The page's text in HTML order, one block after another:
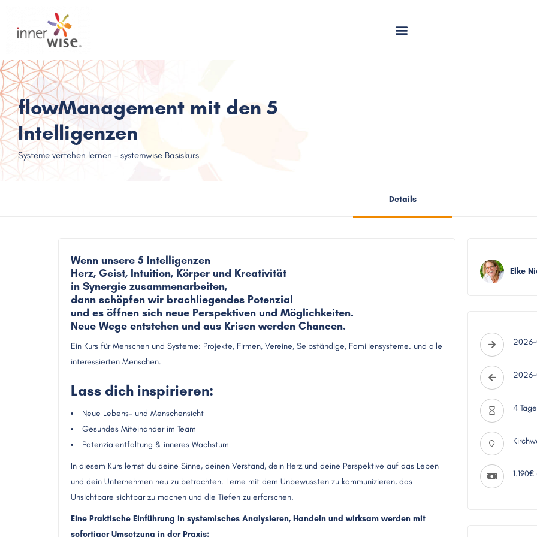
flowManagement mit den 5
Intelligenzen
Systeme vertehen lernen - systemwise Basiskurs
Details
Wenn unsere 5 Intelligenzen
Herz, Geist, Intuition, Körper und Kreativität
in Synergie zusammenarbeiten,
dann schöpfen wir brachliegendes Potenzial
und es öffnen sich neue Perspektiven und Möglichkeiten.
Neue Wege entstehen und aus Krisen werden Chancen.
Ein Kurs für Menschen und Systeme: Projekte, Firmen, Vereine, Selbständige, Familiensysteme. und alle
interessierten Menschen.
Lass dich inspirieren:
Neue Lebens- und Menschensicht
Gesundes Miteinander im Team
Potenzialentfaltung & inneres Wachstum
In diesem Kurs lernst du deine Sinne, deinen Verstand, dein Herz und deine Perspektive auf das Leben
und dein Unternehmen neu zu betrachten. Lerne mit dem Unbewussten zu kommunizieren, das
Unsichtbare sichtbar zu machen und die Tiefen zu erforschen.
Eine Praktische Einführung in systemisches Analysieren, Handeln und wirksam werden mit
sofortiger Umsetzung in der Praxis:
Elke
2026-
4 Tage